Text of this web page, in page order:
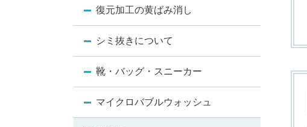
復元加工の黄ばみ消し
シミ抜きについて
靴・バッグ・スニーカー
マイクロバブルウォッシュ